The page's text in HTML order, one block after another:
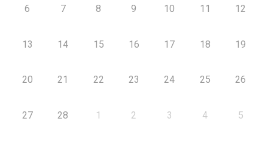
6 7 8 9 10 11 12
13 14 15 16 17 18 19
20 21 22 23 24 25 26
27 28 1 2 3 4 5